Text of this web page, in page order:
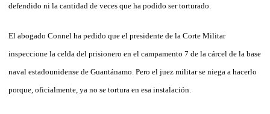
defendido ni la cantidad de veces que ha podido ser torturado.
El abogado Connel ha pedido que el presidente de la Corte Militar
inspeccione la celda del prisionero en el campamento 7 de la cárcel de la base
naval estadounidense de Guantánamo. Pero el juez militar se niega a hacerlo
porque, oficialmente, ya no se tortura en esa instalación.